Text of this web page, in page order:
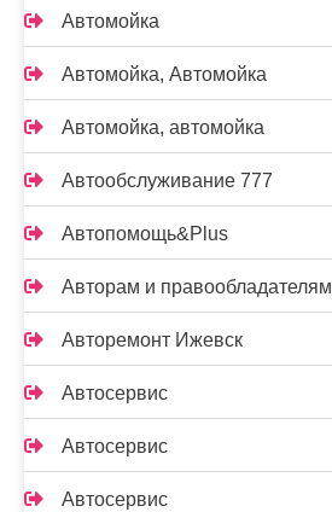
Автомойка
Автомойка, Автомойка
Автомойка, автомойка
Автообслуживание 777
Автопомощь&Plus
Авторам и правообладателям
Авторемонт Ижевск
Автосервис
Автосервис
Автосервис